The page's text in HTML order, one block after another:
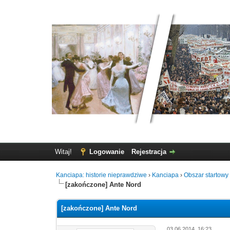
Witaj! Logowanie Rejestracja
Kanciapa: historie nieprawdziwe › Kanciapa ›Obszar
[zakończone] Ante Nord
[zakończone] Ante Nord